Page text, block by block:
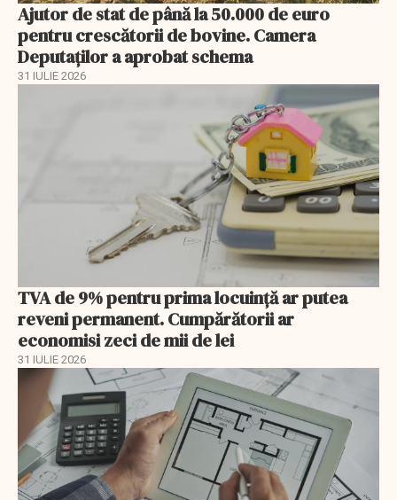
Ajutor de stat de până la 50.000 de euro
pentru crescătorii de bovine. Camera
Deputaților a aprobat schema
31 IULIE 2026
TVA de 9% pentru prima locuință ar putea
reveni permanent. Cumpărătorii ar
economisi zeci de mii de lei
31 IULIE 2026